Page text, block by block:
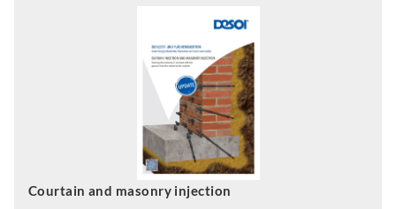
Courtain and masonry injection